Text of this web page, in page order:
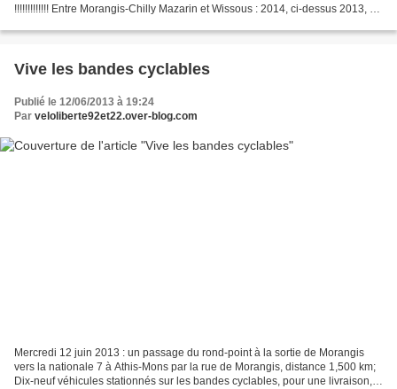
!!!!!!!!!!!!! Entre Morangis-Chilly Mazarin et Wissous : 2014, ci-dessus 2013, ci-
Vive les bandes cyclables
Publié le 12/06/2013 à 19:24
Par veloliberte92et22.over-blog.com
Mercredi 12 juin 2013 : un passage du rond-point à la sortie de Morangis
vers la nationale 7 à Athis-Mons par la rue de Morangis, distance 1,500 km;
Dix-neuf véhicules stationnés sur les bandes cyclables, pour une livraison,